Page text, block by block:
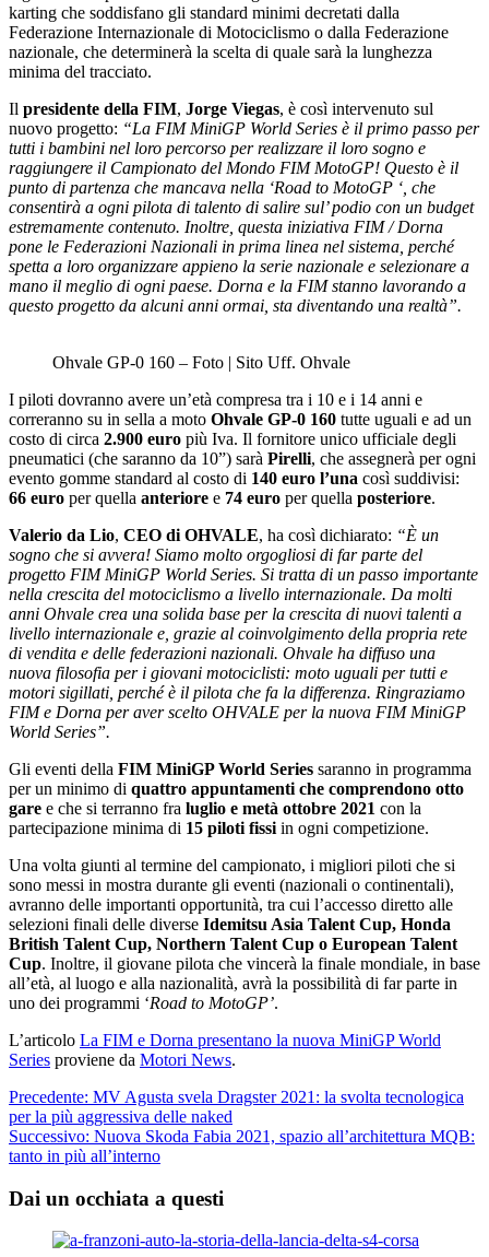
karting che soddisfano gli standard minimi decretati dalla
Federazione Internazionale di Motociclismo o dalla Federazione
nazionale, che determinerà la scelta di quale sarà la lunghezza
minima del tracciato.
Il presidente della FIM, Jorge Viegas, è così intervenuto sul
nuovo progetto: “La FIM MiniGP World Series è il primo passo per
tutti i bambini nel loro percorso per realizzare il loro sogno e
raggiungere il Campionato del Mondo FIM MotoGP! Questo è il
punto di partenza che mancava nella ‘Road to MotoGP ‘, che
consentirà a ogni pilota di talento di salire sul’ podio con un budget
estremamente contenuto. Inoltre, questa iniziativa FIM / Dorna
pone le Federazioni Nazionali in prima linea nel sistema, perché
spetta a loro organizzare appieno la serie nazionale e selezionare a
mano il meglio di ogni paese. Dorna e la FIM stanno lavorando a
questo progetto da alcuni anni ormai, sta diventando una realtà”.
Ohvale GP-0 160 – Foto | Sito Uff. Ohvale
I piloti dovranno avere un’età compresa tra i 10 e i 14 anni e
correranno su in sella a moto Ohvale GP-0 160 tutte uguali e ad un
costo di circa 2.900 euro più Iva. Il fornitore unico ufficiale degli
pneumatici (che saranno da 10”) sarà Pirelli, che assegnerà per ogni
evento gomme standard al costo di 140 euro l’una così suddivisi:
66 euro per quella anteriore e 74 euro per quella posteriore.
Valerio da Lio, CEO di OHVALE, ha così dichiarato: “È un
sogno che si avvera! Siamo molto orgogliosi di far parte del
progetto FIM MiniGP World Series. Si tratta di un passo importante
nella crescita del motociclismo a livello internazionale. Da molti
anni Ohvale crea una solida base per la crescita di nuovi talenti a
livello internazionale e, grazie al coinvolgimento della propria rete
di vendita e delle federazioni nazionali. Ohvale ha diffuso una
nuova filosofia per i giovani motociclisti: moto uguali per tutti e
motori sigillati, perché è il pilota che fa la differenza. Ringraziamo
FIM e Dorna per aver scelto OHVALE per la nuova FIM MiniGP
World Series”.
Gli eventi della FIM MiniGP World Series saranno in programma
per un minimo di quattro appuntamenti che comprendono otto
gare e che si terranno fra luglio e metà ottobre 2021 con la
partecipazione minima di 15 piloti fissi in ogni competizione.
Una volta giunti al termine del campionato, i migliori piloti che si
sono messi in mostra durante gli eventi (nazionali o continentali),
avranno delle importanti opportunità, tra cui l’accesso diretto alle
selezioni finali delle diverse Idemitsu Asia Talent Cup, Honda
British Talent Cup, Northern Talent Cup o European Talent
Cup. Inoltre, il giovane pilota che vincerà la finale mondiale, in base
all’età, al luogo e alla nazionalità, avrà la possibilità di far parte in
uno dei programmi ‘Road to MotoGP’.
L’articolo La FIM e Dorna presentano la nuova MiniGP World
Series proviene da Motori News.
Navigazione
articolo
Precedente: MV Agusta svela Dragster 2021: la svolta tecnologica
per la più aggressiva delle naked
Successivo: Nuova Skoda Fabia 2021, spazio all’architettura MQB:
tanto in più all’interno
Dai un occhiata a questi